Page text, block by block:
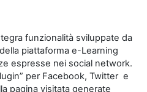
funzionalità sviluppate da
piattaforma e-Learning
espresse nei social network.
per Facebook, Twitter e
pagina visitata generate